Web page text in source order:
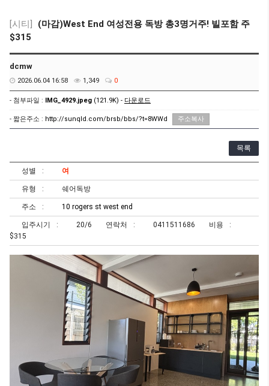
[시티]
(마감)West End 여성전용 독방 총3명거주! 빌포함 주
$315
dcmw
2026.06.04 16:58 1,349 0
- 첨부파일 : IMG_4929.jpeg (121.9K) - 다운로드
- 짧은주소 : http://sunqld.com/brsb/bbs/?t=8WWd 주소복사
목록
성별 여
유형 쉐어독방
주소 10 rogers st west end
입주시기 20/6 연락처 0411511686
비용
$315